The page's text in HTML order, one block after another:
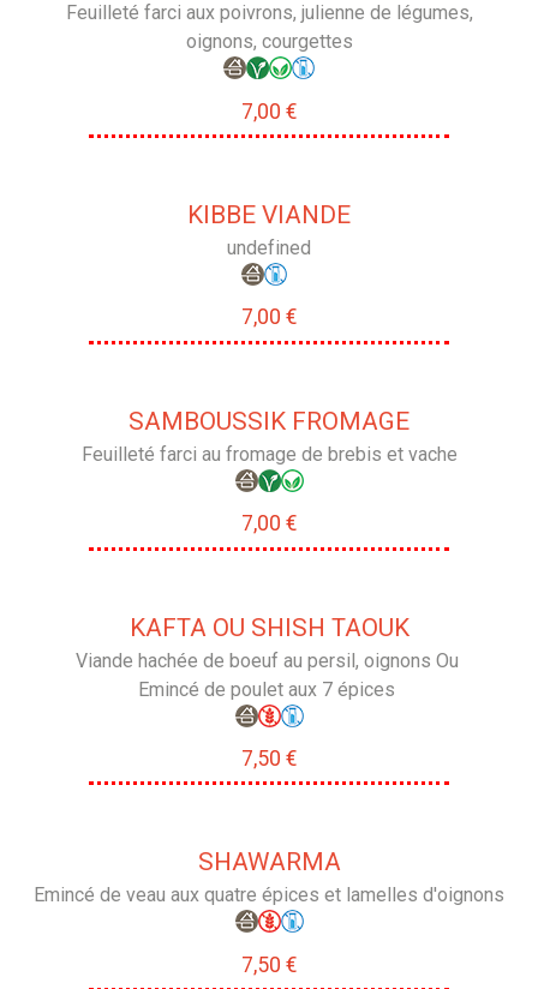
Feuilleté farci aux poivrons, julienne de légumes,
oignons, courgettes
7,00 €
KIBBE VIANDE
undefined
7,00 €
SAMBOUSSIK FROMAGE
Feuilleté farci au fromage de brebis et vache
7,00 €
KAFTA OU SHISH TAOUK
Viande hachée de boeuf au persil, oignons Ou
Emincé de poulet aux 7 épices
7,50 €
SHAWARMA
Emincé de veau aux quatre épices et lamelles d'oignons
7,50 €